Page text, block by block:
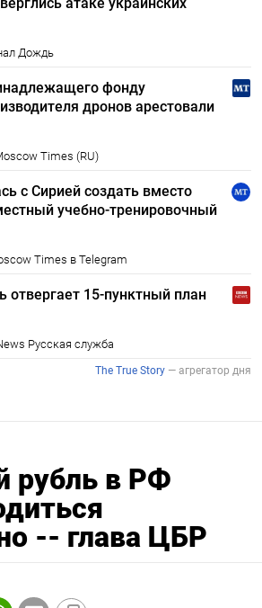
рубль в РФ
-- глава ЦБР